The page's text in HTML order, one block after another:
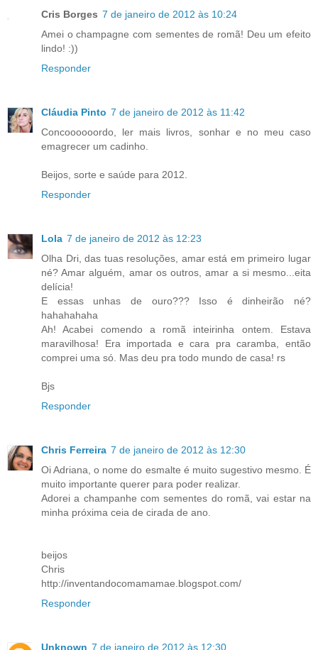
Cris Borges 7 de janeiro de 2012 às 10:24
Amei o champagne com sementes de romã! Deu um efeito
lindo! :))
Responder
Cláudia Pinto 7 de janeiro de 2012 às 11:42
Concoooooordo, ler mais livros, sonhar e no meu caso
emagrecer um cadinho.
Beijos, sorte e saúde para 2012.
Responder
Lola 7 de janeiro de 2012 às 12:23
Olha Dri, das tuas resoluções, amar está em primeiro lugar
né? Amar alguém, amar os outros, amar a si mesmo...eita
delícia!
E essas unhas de ouro??? Isso é dinheirão né?
hahahahaha
Ah! Acabei comendo a romã inteirinha ontem. Estava
maravilhosa! Era importada e cara pra caramba, então
comprei uma só. Mas deu pra todo mundo de casa! rs
Bjs
Responder
Chris Ferreira 7 de janeiro de 2012 às 12:30
Oi Adriana, o nome do esmalte é muito sugestivo mesmo. É
muito importante querer para poder realizar.
Adorei a champanhe com sementes do romã, vai estar na
minha próxima ceia de cirada de ano.
beijos
Chris
http://inventandocomamamae.blogspot.com/
Responder
Unknown 7 de janeiro de 2012 às 12:30